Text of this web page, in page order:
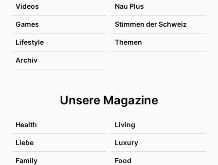
Videos Nau Plus
Games Stimmen der Schweiz
Lifestyle Themen
Archiv
Unsere Magazine
Health Living
Liebe Luxury
Family Food